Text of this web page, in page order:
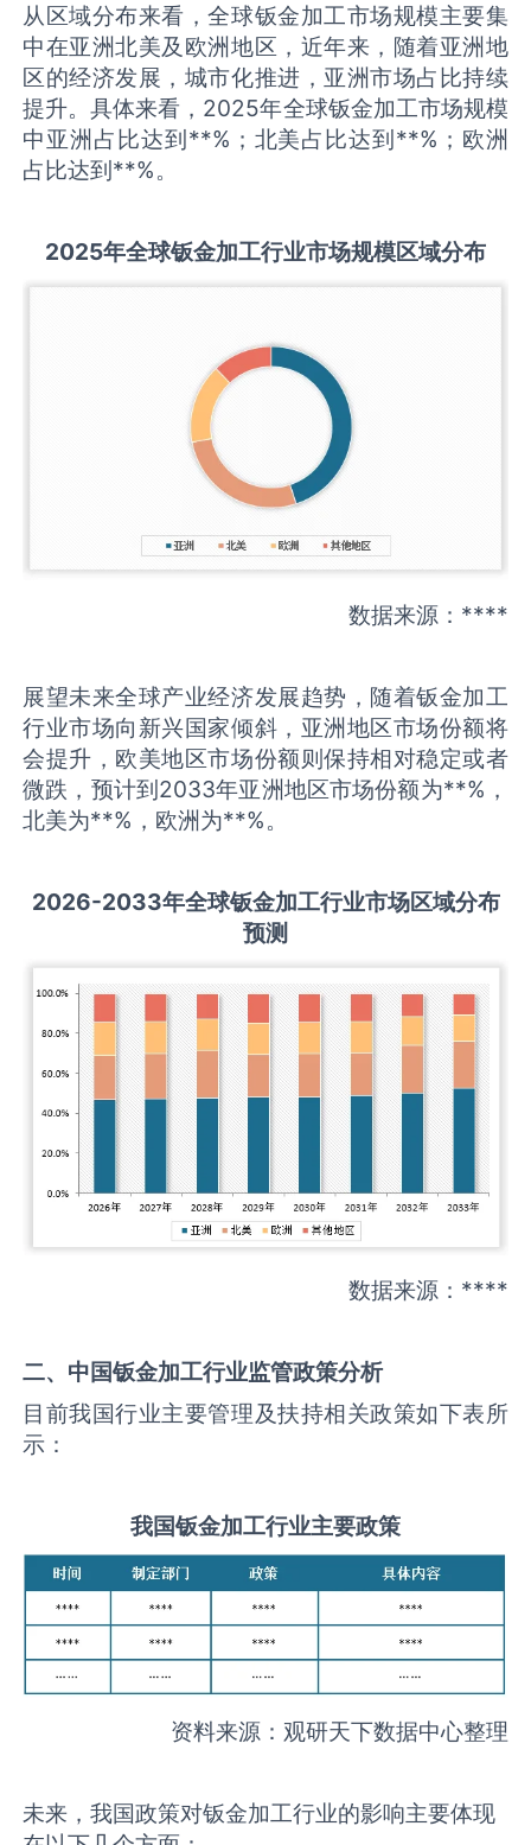
从区域分布来看，全球钣金加工市场规模主要集
中在亚洲北美及欧洲地区，近年来，随着亚洲地
区的经济发展，城市化推进，亚洲市场占比持续
提升。具体来看，2025年全球钣金加工市场规模
中亚洲占比达到**%；北美占比达到**%；欧洲
占比达到**%。
2025年全球钣金加工行业市场规模区域分布
数据来源：****
展望未来全球产业经济发展趋势，随着钣金加工
行业市场向新兴国家倾斜，亚洲地区市场份额将
会提升，欧美地区市场份额则保持相对稳定或者
微跌，预计到2033年亚洲地区市场份额为**%，
北美为**%，欧洲为**%。
2026-2033年全球钣金加工行业市场区域分布
预测
数据来源：****
二、中国钣金加工行业监管政策分析
目前我国行业主要管理及扶持相关政策如下表所
示：
我国钣金加工行业主要政策
资料来源：观研天下数据中心整理
未来，我国政策对钣金加工行业的影响主要体现